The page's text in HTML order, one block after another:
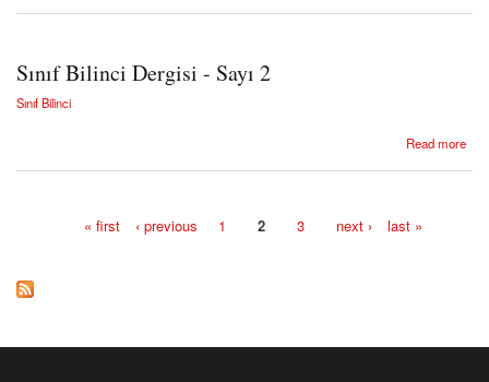
Sınıf Bilinci Dergisi - Sayı 2
Sınıf Bilinci
Read more
« first ‹ previous 1 2 3 next › last »